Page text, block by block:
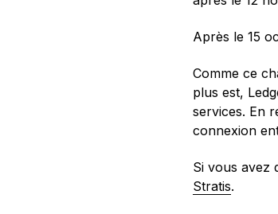
Après le 15
Comme ce
plus est,
services. En
connexion
Si vous avez
Stratis.